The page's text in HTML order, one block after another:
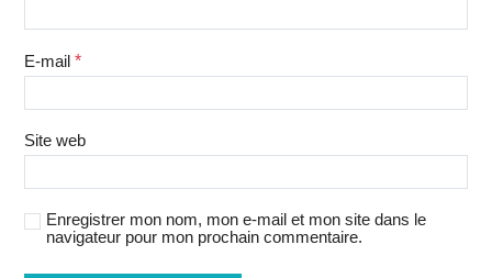
E-mail *
Site web
Enregistrer mon nom, mon e-mail et mon site dans le
navigateur pour mon prochain commentaire.